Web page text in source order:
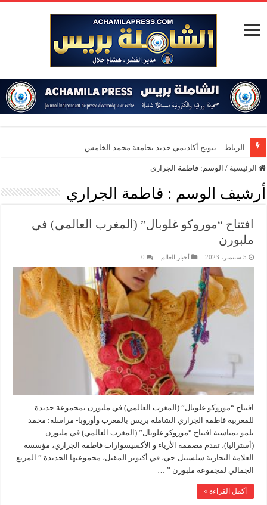
الرباط – تتويج أكاديمي جديد بجامعة محمد الخامس
الرئيسية / الوسم:فاطمة الجراري
أرشيف الوسم : فاطمة الجراري
افتتاح “موروكو غلوبال” (المغرب العالمي) في
ملبورن
5 سبتمبر، 2023 أخبار العالم 0
افتتاح “موروكو غلوبال” (المغرب العالمي) في ملبورن بمجموعة جديدة
للمغربية فاطمة الجراري الشاملة بريس بالمغرب وأوروبا- مراسلة: محمد
بلمو بمناسبة افتتاح “موروكو غلوبال” (المغرب العالمي) في ملبورن
(أستراليا)، تقدم مصممة الأزياء و الأكسيسوارات فاطمة الجراري، مؤسسة
العلامة التجارية سلسبيل-جي، في أكتوبر المقبل، مجموعتها الجديدة ” المربع
الجمالي لمجموعة ملبورن ” …
أكمل القراءة »